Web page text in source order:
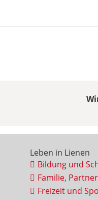
Leben in Lienen
Bildung und
Familie,
Freizeit und